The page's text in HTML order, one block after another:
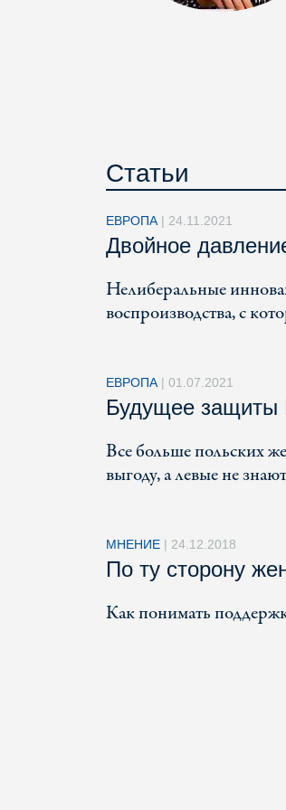
Статьи
ЕВРОПА | 24.11.2021
Двойное
Нелиберальные
воспроизводства, с
ЕВРОПА | 01.07.2021
Будущее
Все больше польских
выгоду, а левые не
МНЕНИЕ | 24.12.2018
По ту сторону
Как понимать